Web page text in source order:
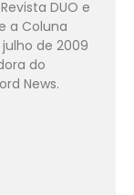
DUO e
a Coluna
de 2009
do
News.